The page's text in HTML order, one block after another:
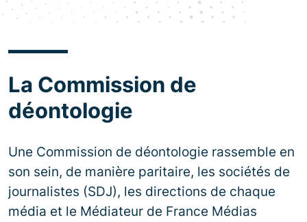
La Commission de
déontologie
Une Commission de déontologie rassemble en
son sein, de manière paritaire, les sociétés de
journalistes (SDJ), les directions de chaque
média et le Médiateur de France Médias